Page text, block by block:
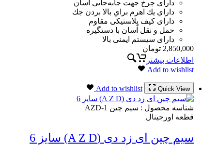
داراي چرخ جهت جابه‌جايي آسان
داراي يك اهرم براي بالا بردن جك
دارای کیف پلاستیکی مقاوم
حمل و نقل آسان با دستگیره
دارای سیستم ایمنی بالا
2,850,000 تومان
اطلاعات بیشتر
Add to wishlist
Quick View
Add to wishlist
شناسه محصول : سیم چین AZD-1
قطعه اورجینال
سیم چین ای زد دی (A Z D) سایز 6